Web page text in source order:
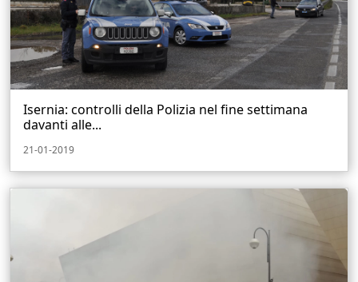
Isernia: controlli della Polizia nel fine settimana
davanti alle...
21-01-2019